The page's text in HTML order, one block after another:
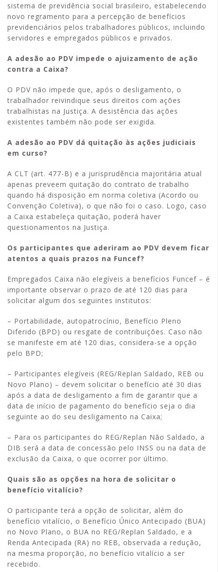
sistema de previdência social brasileiro, estabelecendo
novo regramento para a percepção de benefícios
previdenciários pelos trabalhadores públicos, incluindo
servidores e empregados públicos e privados.
A adesão ao PDV impede o ajuizamento de ação
contra a Caixa?
O PDV não impede que, após o desligamento, o
trabalhador reivindique seus direitos com ações
trabalhistas na Justiça. A desistência das ações
existentes também não pode ser exigida.
A adesão ao PDV dá quitação às ações judiciais
em curso?
A CLT (art. 477-B) e a jurisprudência majoritária atual
apenas preveem quitação do contrato de trabalho
quando há disposição em norma coletiva (Acordo ou
Convenção Coletiva), o que não foi o caso. Logo, caso
a Caixa estabeleça quitação, poderá haver
questionamentos na Justiça.
Os participantes que aderiram ao PDV devem ficar
atentos a quais prazos na Funcef?
Empregados Caixa não elegíveis a benefícios Funcef – é
importante observar o prazo de até 120 dias para
solicitar algum dos seguintes institutos:
– Portabilidade, autopatrocínio, Benefício Pleno
Diferido (BPD) ou resgate de contribuições. Caso não
se manifeste em até 120 dias, considera-se a opção
pelo BPD;
– Participantes elegíveis (REG/Replan Saldado, REB ou
Novo Plano) – devem solicitar o benefício até 30 dias
após a data de desligamento a fim de garantir que a
data de início de pagamento do benefício seja o dia
seguinte ao do seu desligamento na Caixa;
– Para os participantes do REG/Replan Não Saldado, a
DIB será a data de concessão pelo INSS ou na data de
exclusão da Caixa, o que ocorrer por último.
Quais são as opções na hora de solicitar o
benefício vitalício?
O participante terá a opção de solicitar, além do
benefício vitalício, o Benefício Único Antecipado (BUA)
no Novo Plano, o BUA no REG/Replan Saldado, e a
Renda Antecipada (RA) no REB, observada a redução,
na mesma proporção, no benefício vitalício a ser
recebido.